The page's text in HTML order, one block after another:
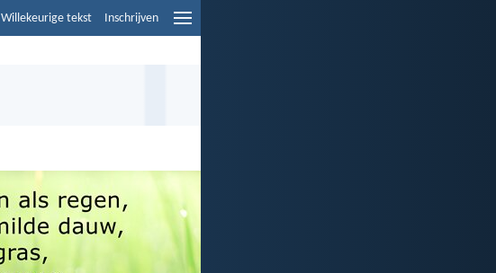
Willekeurige tekst Inschrijven